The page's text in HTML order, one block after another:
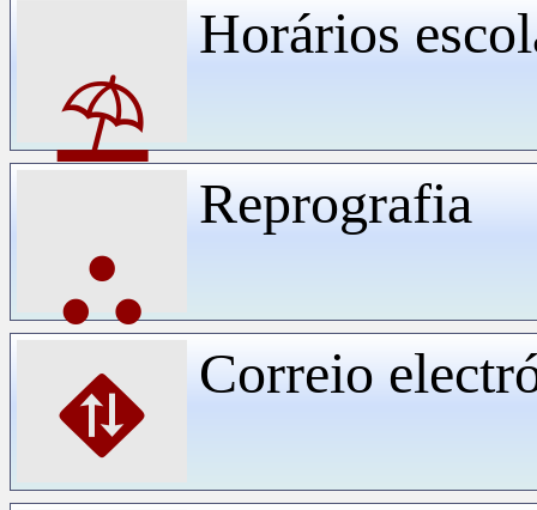
⛱
Horários
⛬
Reprografia
⛖ Correio